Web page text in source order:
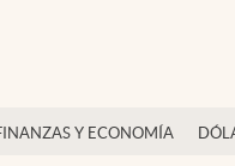
Y ECONOMÍA